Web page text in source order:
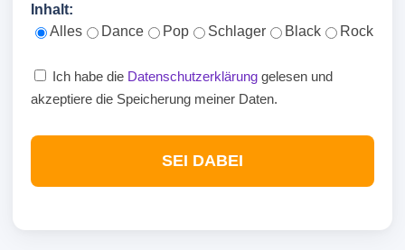
Inhalt:
Alles
Dance Pop Schlager Black Rock
Ich habe die Datenschutzerklärung gelesen und
akzeptiere die Speicherung meiner Daten.
SEI DABEI